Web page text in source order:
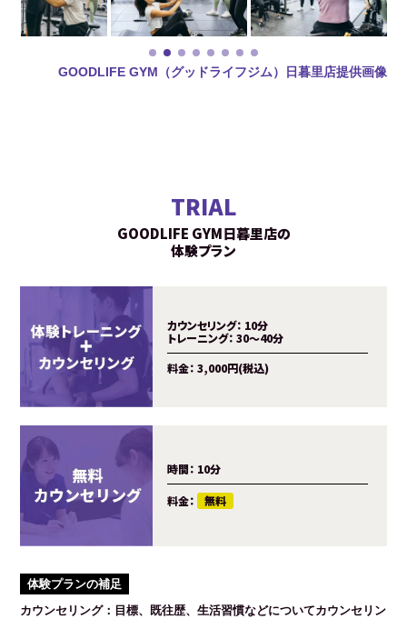
GOODLIFE GYM（グッドライフジム）日暮里店提供画像
TRIAL
GOODLIFE GYM日暮里店の
体験プラン
カウンセリング： 10分
トレーニング： 30～40分
料金： 3,000円(税込)
時間： 10分
料金： 無料
体験プランの補足
カウンセリング：目標、既往歴、生活習慣などについてカウンセリン